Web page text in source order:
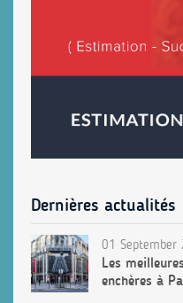
Dernières actualités
01 September
Les
enchères à